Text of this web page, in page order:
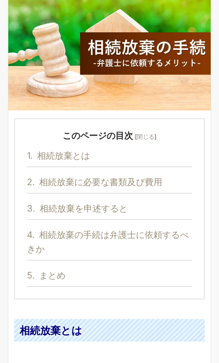
このページの目次 [閉じる]
1. 相続放棄とは
2. 相続放棄に必要な書類及び費用
3. 相続放棄を申述すると
4. 相続放棄の手続は弁護士に依頼するべ
きか
5. まとめ
相続放棄とは